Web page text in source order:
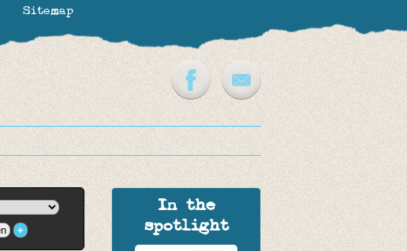
In the
spotlight
Sitemap